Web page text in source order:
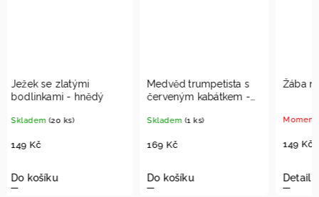
Medvěd trumpetista s
červeným kabátkem -
Skladem (1 ks)
169 Kč
Do košíku
Žába na skřipci - zelená
Momentálně vyprodáno
149 Kč
Detail
Zajíc
209
Detail